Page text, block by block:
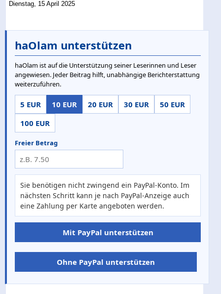
Dienstag, 15 April 2025
haOlam unterstützen
haOlam ist auf die Unterstützung seiner Leserinnen und Leser
angewiesen. Jeder Beitrag hilft, unabhängige Berichterstattung
weiterzuführen.
5 EUR 10 EUR 20 EUR 30 EUR
50 EUR
100 EUR
Freier Betrag
Sie benötigen nicht zwingend ein PayPal-Konto. Im
nächsten Schritt kann je nach PayPal-Anzeige auch
eine Zahlung per Karte angeboten werden.
Mit PayPal unterstützen
Ohne PayPal unterstützen